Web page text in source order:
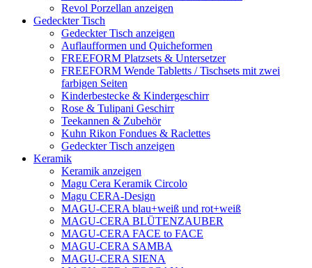
Revol Porzellan anzeigen
Gedeckter Tisch
Gedeckter Tisch anzeigen
Auflaufformen und Quicheformen
FREEFORM Platzsets & Untersetzer
FREEFORM Wende Tabletts / Tischsets mit zwei
farbigen Seiten
Kinderbestecke & Kindergeschirr
Rose & Tulipani Geschirr
Teekannen & Zubehör
Kuhn Rikon Fondues & Raclettes
Gedeckter Tisch anzeigen
Keramik
Keramik anzeigen
Magu Cera Keramik Circolo
Magu CERA-Design
MAGU-CERA blau+weiß und rot+weiß
MAGU-CERA BLÜTENZAUBER
MAGU-CERA FACE to FACE
MAGU-CERA SAMBA
MAGU-CERA SIENA